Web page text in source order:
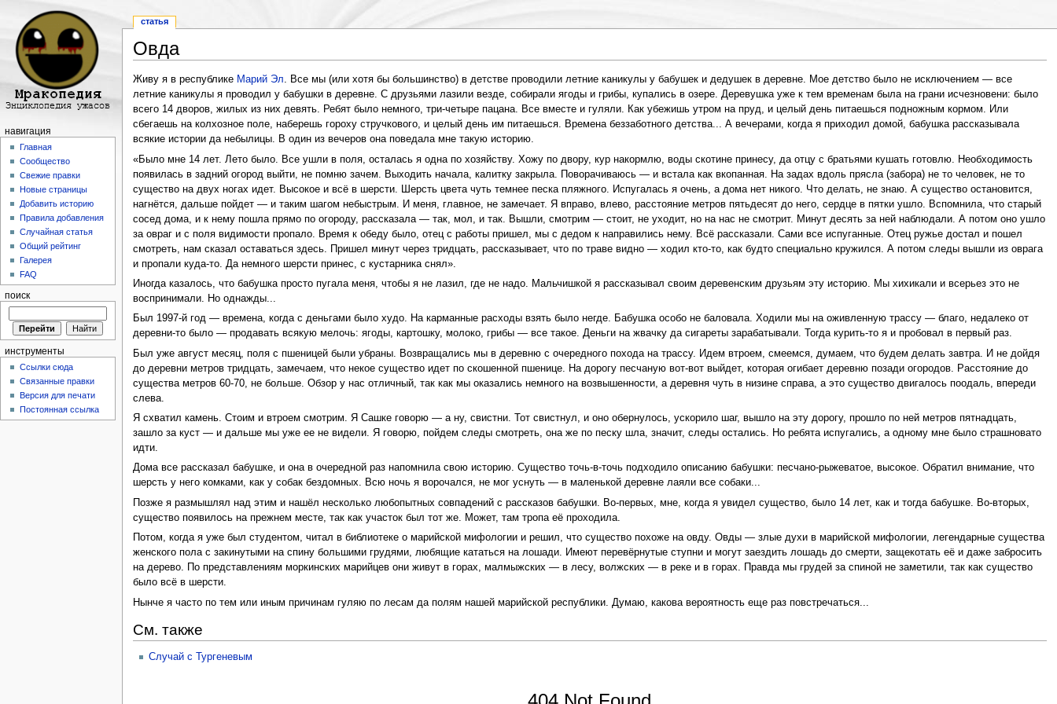
Овда
Живу я в республике Марий Эл. Все мы (или хотя бы большинство) в детстве проводили летние каникулы у бабушек и дедушек в деревне. Мое детство было не исключением — все
летние каникулы я проводил у бабушки в деревне. С друзьями лазили везде, собирали ягоды и грибы, купались в озере. Деревушка уже к тем временам была на грани исчезновени: было
всего 14 дворов, жилых из них девять. Ребят было немного, три-четыре пацана. Все вместе и гуляли. Как убежишь утром на пруд, и целый день питаешься подножным кормом. Или
сбегаешь на колхозное поле, наберешь гороху стручкового, и целый день им питаешься. Времена беззаботного детства... А вечерами, когда я приходил домой, бабушка рассказывала
всякие истории да небылицы. В один из вечеров она поведала мне такую историю.
«Было мне 14 лет. Лето было. Все ушли в поля, осталась я одна по хозяйству. Хожу по двору, кур накормлю, воды скотине принесу, да отцу с братьями кушать готовлю. Необходимость
появилась в задний огород выйти, не помню зачем. Выходить начала, калитку закрыла. Поворачиваюсь — и встала как вкопанная. На задах вдоль прясла (забора) не то человек, не то
существо на двух ногах идет. Высокое и всё в шерсти. Шерсть цвета чуть темнее песка пляжного. Испугалась я очень, а дома нет никого. Что делать, не знаю. А существо остановится,
нагнётся, дальше пойдет — и таким шагом небыстрым. И меня, главное, не замечает. Я вправо, влево, расстояние метров пятьдесят до него, сердце в пятки ушло. Вспомнила, что старый
сосед дома, и к нему пошла прямо по огороду, рассказала — так, мол, и так. Вышли, смотрим — стоит, не уходит, но на нас не смотрит. Минут десять за ней наблюдали. А потом оно ушло
за овраг и с поля видимости пропало. Время к обеду было, отец с работы пришел, мы с дедом к направились нему. Всё рассказали. Сами все испуганные. Отец ружье достал и пошел
смотреть, нам сказал оставаться здесь. Пришел минут через тридцать, рассказывает, что по траве видно — ходил кто-то, как будто специально кружился. А потом следы вышли из оврага
и пропали куда-то. Да немного шерсти принес, с кустарника снял».
Иногда казалось, что бабушка просто пугала меня, чтобы я не лазил, где не надо. Мальчишкой я рассказывал своим деревенским друзьям эту историю. Мы хихикали и всерьез это не
воспринимали. Но однажды...
Был 1997-й год — времена, когда с деньгами было худо. На карманные расходы взять было негде. Бабушка особо не баловала. Ходили мы на оживленную трассу — благо, недалеко от
деревни-то было — продавать всякую мелочь: ягоды, картошку, молоко, грибы — все такое. Деньги на жвачку да сигареты зарабатывали. Тогда курить-то я и пробовал в первый раз.
Был уже август месяц, поля с пшеницей были убраны. Возвращались мы в деревню с очередного похода на трассу. Идем втроем, смеемся, думаем, что будем делать завтра. И не дойдя
до деревни метров тридцать, замечаем, что некое существо идет по скошенной пшенице. На дорогу песчаную вот-вот выйдет, которая огибает деревню позади огородов. Расстояние до
существа метров 60-70, не больше. Обзор у нас отличный, так как мы оказались немного на возвышенности, а деревня чуть в низине справа, а это существо двигалось поодаль, впереди
слева.
Я схватил камень. Стоим и втроем смотрим. Я Сашке говорю — а ну, свистни. Тот свистнул, и оно обернулось, ускорило шаг, вышло на эту дорогу, прошло по ней метров пятнадцать,
зашло за куст — и дальше мы уже ее не видели. Я говорю, пойдем следы смотреть, она же по песку шла, значит, следы остались. Но ребята испугались, а одному мне было страшновато
идти.
Дома все рассказал бабушке, и она в очередной раз напомнила свою историю. Существо точь-в-точь подходило описанию бабушки: песчано-рыжеватое, высокое. Обратил внимание, что
шерсть у него комками, как у собак бездомных. Всю ночь я ворочался, не мог уснуть — в маленькой деревне лаяли все собаки...
Позже я размышлял над этим и нашёл несколько любопытных совпадений с рассказов бабушки. Во-первых, мне, когда я увидел существо, было 14 лет, как и тогда бабушке. Во-вторых,
существо появилось на прежнем месте, так как участок был тот же. Может, там тропа её проходила.
Потом, когда я уже был студентом, читал в библиотеке о марийской мифологии и решил, что существо похоже на овду. Овды — злые духи в марийской мифологии, легендарные существа
женского пола с закинутыми на спину большими грудями, любящие кататься на лошади. Имеют перевёрнутые ступни и могут заездить лошадь до смерти, защекотать её и даже забросить
на дерево. По представлениям моркинских марийцев они живут в горах, малмыжских — в лесу, волжских — в реке и в горах. Правда мы грудей за спиной не заметили, так как существо
было всё в шерсти.
Нынче я часто по тем или иным причинам гуляю по лесам да полям нашей марийской республики. Думаю, какова вероятность еще раз повстречаться...
См. также
Случай с Тургеневым
статья
навигация
Главная
Сообщество
Свежие правки
Новые страницы
Добавить историю
Правила добавления
Случайная статья
Общий рейтинг
Галерея
FAQ
поиск
инструменты
Ссылки сюда
Связанные правки
Версия для печати
Постоянная ссылка